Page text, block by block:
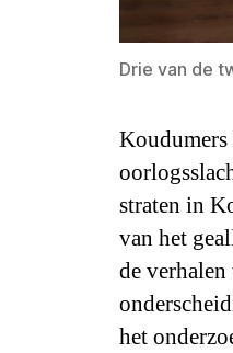
Drie van de
Koudumers
straten in
van het
de
het